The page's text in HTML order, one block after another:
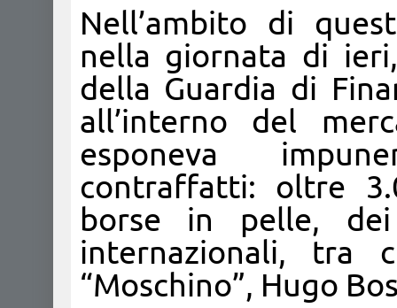
Nell’ambito di
nella giornata di
della Guardia di
all’interno del
esponeva
contraffatti: oltre
borse in pelle,
internazionali, tra
“Moschino”, Hugo